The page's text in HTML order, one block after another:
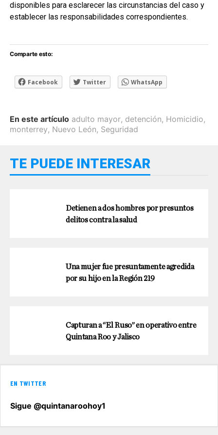
disponibles para esclarecer las circunstancias del caso y
establecer las responsabilidades correspondientes.
Comparte esto:
Facebook Twitter WhatsApp
En este artículo adulto mayor, detención, Homicidio,
monterrey, Nuevo León, Seguridad
TE PUEDE INTERESAR
Detienen a dos hombres por presuntos
delitos contra la salud
Una mujer fue presuntamente agredida
por su hijo en la Región 219
Capturan a “El Ruso” en operativo entre
Quintana Roo y Jalisco
EN TWITTER
Sigue @quintanaroohoy1